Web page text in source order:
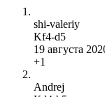
shi-valeriy
Kf4-d5
19 августа
+1
Andrej